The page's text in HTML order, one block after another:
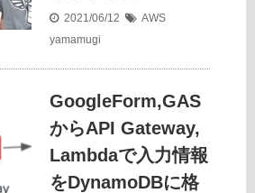
2021/06/12
AWS
yamamugi
GoogleForm,GAS
からAPI Gateway,
Lambdaで入力情報
をDynamoDBに格